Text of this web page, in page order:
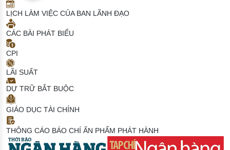
LỊCH LÀM VIỆC CỦA BAN LÃNH ĐẠO
CÁC BÀI PHÁT BIỂU
CPI
LÃI SUẤT
DỰ TRỮ BẮT BUỘC
GIÁO DỤC TÀI CHÍNH
THÔNG CÁO BÁO CHÍ ẤN PHẨM PHÁT HÀNH